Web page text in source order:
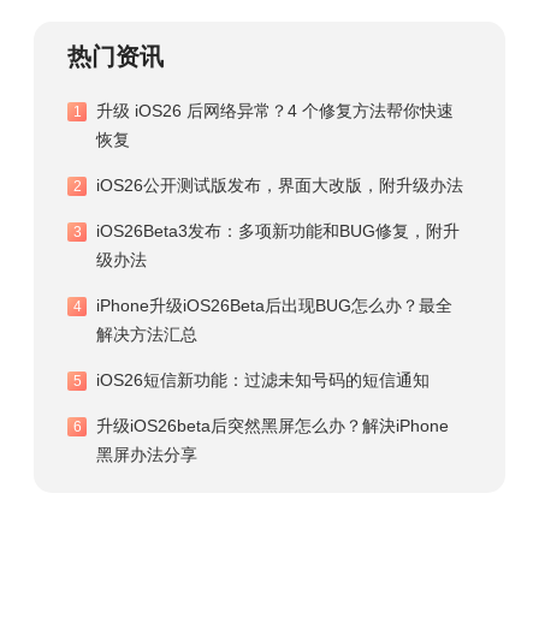
热门资讯
1
升级 iOS26 后网络异常？4 个修复方法帮你快速
恢复
2 iOS26公开测试版发布，界面大改版，附升级办法
3
iOS26Beta3发布：多项新功能和BUG修复，附升
级办法
4
iPhone升级iOS26Beta后出现BUG怎么办？最全
解决方法汇总
5 iOS26短信新功能：过滤未知号码的短信通知
6
升级iOS26beta后突然黑屏怎么办？解決iPhone
黑屏办法分享